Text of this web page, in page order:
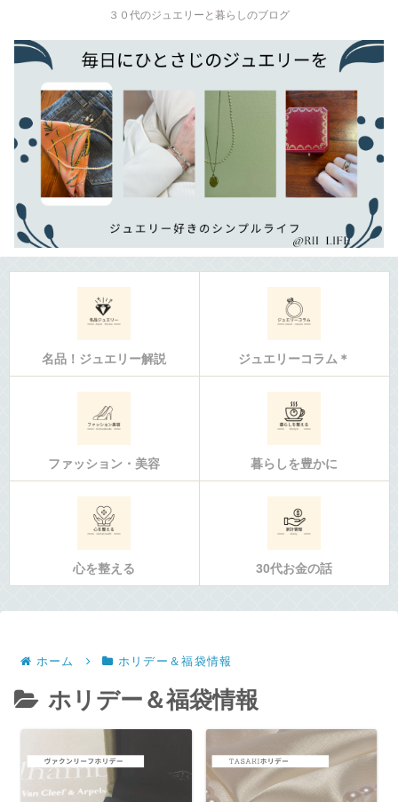
３０代のジュエリーと暮らしのブログ
名品！ジュエリー解説 ジュエリーコラム＊
ファッション・美容 暮らしを豊かに
心を整える 30代お金の話
ホーム ホリデー＆福袋情報
ホリデー＆福袋情報